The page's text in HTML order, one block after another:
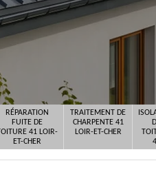
RÉPARATION
FUITE DE
41 LOIR-
ET-CHER
TRAITEMENT DE
CHARPENTE 41
LOIR-ET-CHER